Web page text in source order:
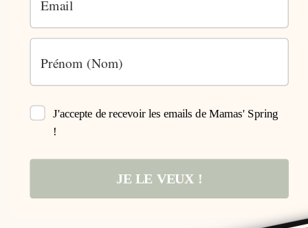
J'accepte de recevoir les emails de Mamas' Spring
!
JE LE VEUX !